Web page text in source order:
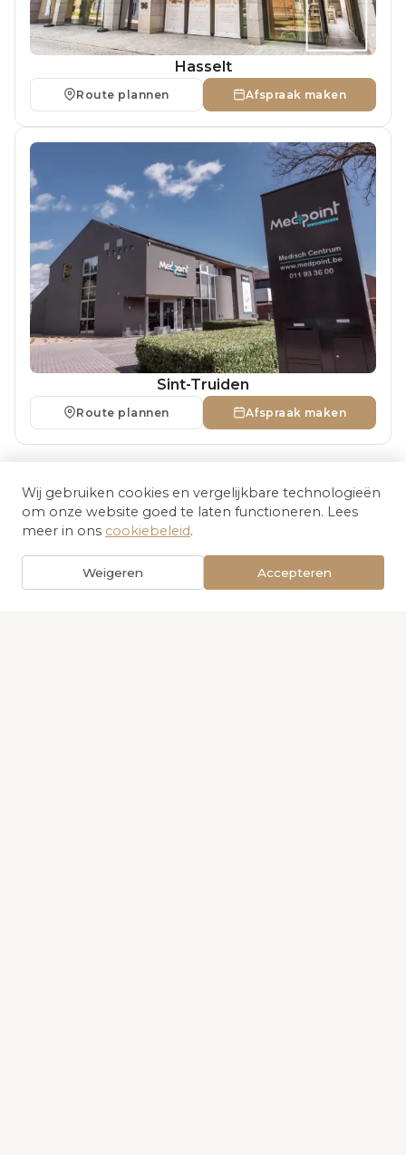
Hasselt
Route plannen Afspraak maken
Sint-Truiden
Route plannen Afspraak maken
Contacteer ons voor
Wij gebruiken cookies en vergelijkbare technologieën
om onze website goed te laten functioneren. Lees
meer in ons cookiebeleid.
Weigeren Accepteren